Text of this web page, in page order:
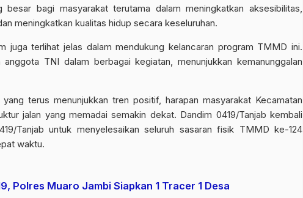
bagi masyarakat terutama dalam meningkatkan aksesibilitas,
meningkatkan kualitas hidup secara keseluruhan.
juga terlihat jelas dalam mendukung kelancaran program TMMD ini.
TNI dalam berbagai kegiatan, menunjukkan kemanunggalan
terus menunjukkan tren positif, harapan masyarakat Kecamatan
jalan yang memadai semakin dekat. Dandim 0419/Tanjab kembali
Tanjab untuk menyelesaikan seluruh sasaran fisik TMMD ke-124
waktu.
Polres Muaro Jambi Siapkan 1 Tracer 1 Desa